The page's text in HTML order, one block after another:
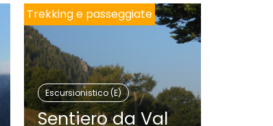
Trekking e passeggiate
Escursionistico (E)
Sentiero da Val